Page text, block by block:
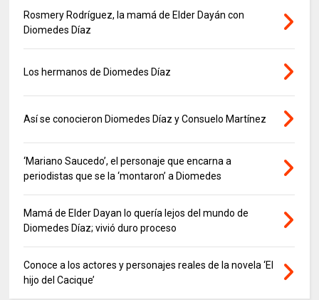
Rosmery Rodríguez, la mamá de Elder Dayán con
Diomedes Díaz
Los hermanos de Diomedes Díaz
Así se conocieron Diomedes Díaz y Consuelo Martínez
‘Mariano Saucedo’, el personaje que encarna a
periodistas que se la ‘montaron’ a Diomedes
Mamá de Elder Dayan lo quería lejos del mundo de
Diomedes Díaz; vivió duro proceso
Conoce a los actores y personajes reales de la novela ‘El
hijo del Cacique’